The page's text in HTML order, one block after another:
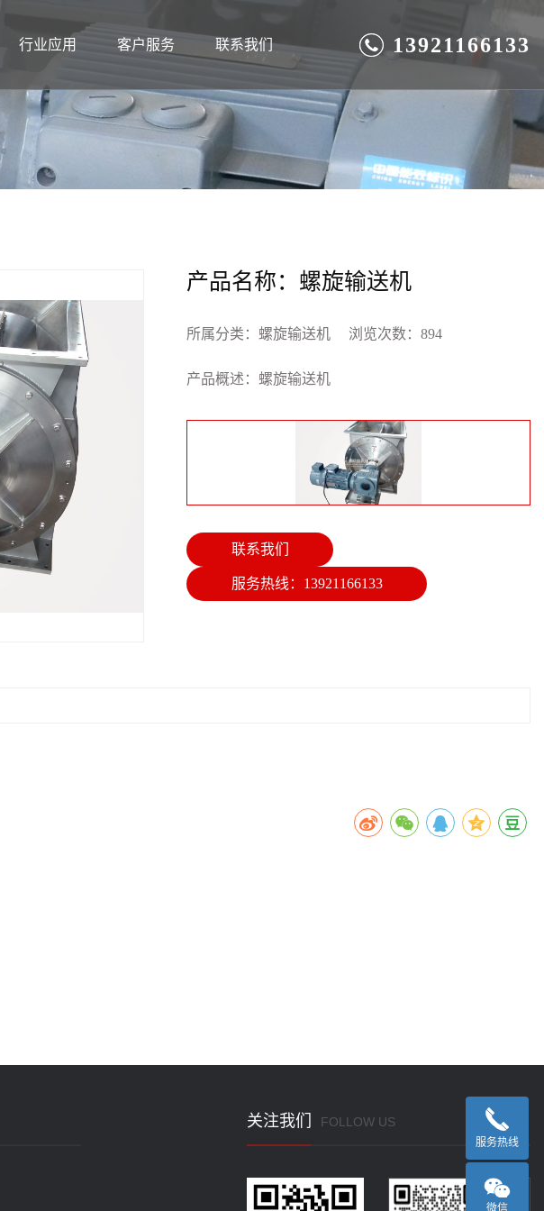
行业应用 客户服务 联系我们 13921166133
产品名称：螺旋输送机
所属分类：螺旋输送机 浏览次数：894
产品概述：螺旋输送机
联系我们
服务热线：13921166133
关注我们 FOLLOW US
服务热线
微信